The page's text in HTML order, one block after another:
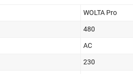
WOLTA Pro
480
AC
230